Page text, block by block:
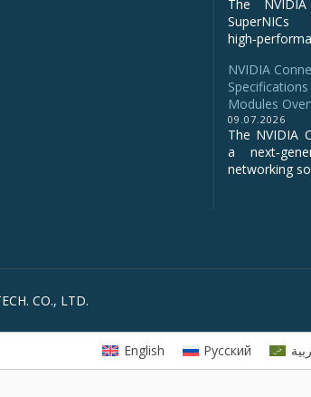
The
NVIDIA
Modules
09.07.2026
The NVIDIA
a
networking
CO., LTD.
English Русский